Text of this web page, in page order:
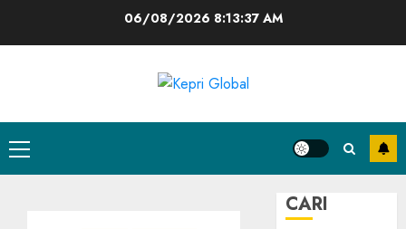
06/08/2026 8:13:38 AM
Primary
Menu
CARI